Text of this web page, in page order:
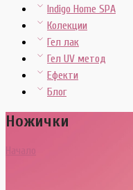
Indigo Home SPA
Колекции
Гел лак
Гел UV метод
Ефекти
Блог
Ножички
Начало